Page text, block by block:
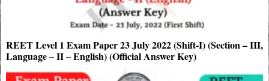
REET Level 1 Exam Paper 23 July 2022 (Shift-I) (Section – III,
Language – II – English) (Official Answer Key)